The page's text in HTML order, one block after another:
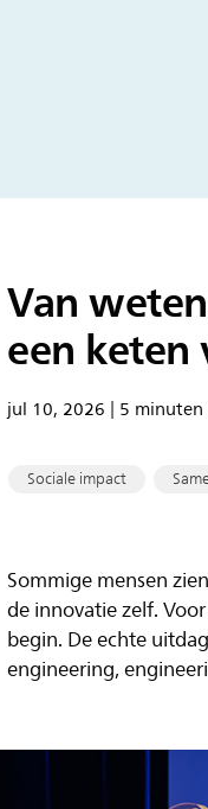
Van
een
jul 10, 2026 | 5 minuten
Sociale impact
Sommige mensen
de innovatie zelf.
begin. De echte
engineering,